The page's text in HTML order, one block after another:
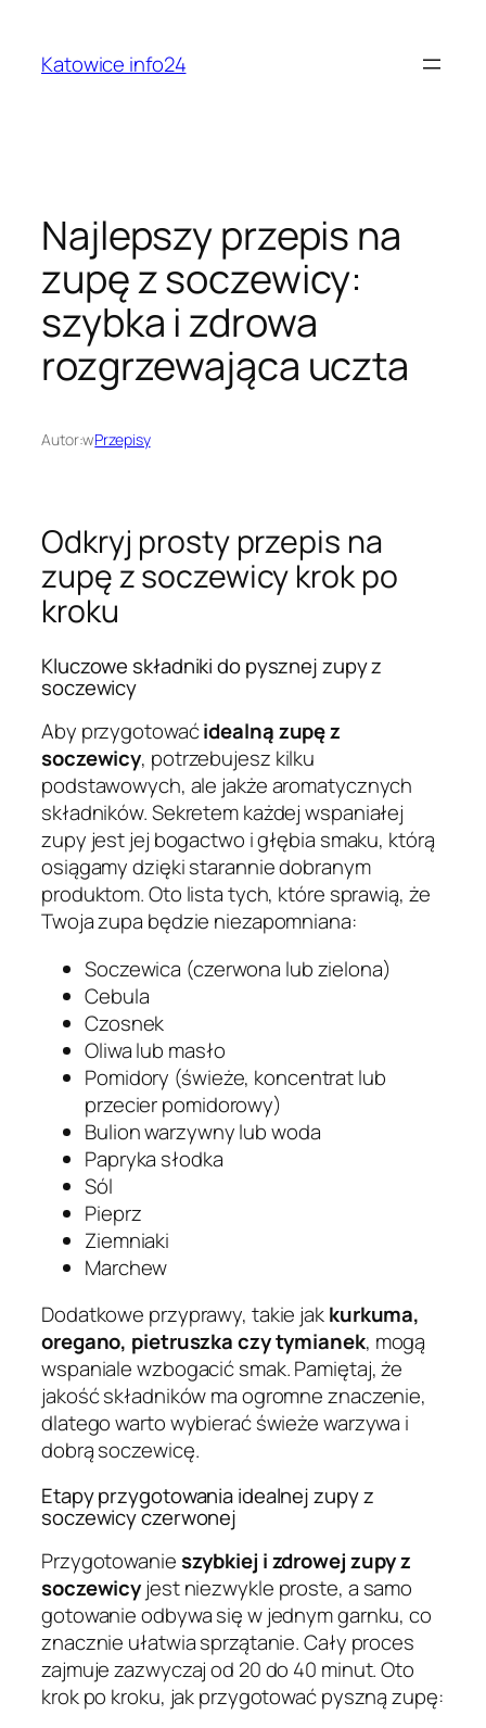
treściKatowice info24
Najlepszy przepis na
zupę z soczewicy:
szybka i zdrowa
rozgrzewająca uczta
Autor:wPrzepisy
Odkryj prosty przepis na
zupę z soczewicy krok po
kroku
Kluczowe składniki do pysznej zupy z
soczewicy
Aby przygotowaćidealną zupę z
soczewicy, potrzebujesz kilku
podstawowych, ale jakże aromatycznych
składników. Sekretem każdej wspaniałej
zupy jest jej bogactwo i głębia smaku, którą
osiągamy dzięki starannie dobranym
produktom. Oto lista tych, które sprawią, że
Twoja zupa będzie niezapomniana:
Soczewica (czerwona lub zielona)
Cebula
Czosnek
Oliwa lub masło
Pomidory (świeże, koncentrat lub
przecier pomidorowy)
Bulion warzywny lub woda
Papryka słodka
Sól
Pieprz
Ziemniaki
Marchew
Dodatkowe przyprawy, takie jakkurkuma,
oregano, pietruszka czy tymianek, mogą
wspaniale wzbogacić smak. Pamiętaj, że
jakość składników ma ogromne znaczenie,
dlatego warto wybierać świeże warzywa i
dobrą soczewicę.
Etapy przygotowania idealnej zupy z
soczewicy czerwonej
Przygotowanieszybkiej i zdrowej zupy z
soczewicyjest niezwykle proste, a samo
gotowanie odbywa się w jednym garnku, co
znacznie ułatwia sprzątanie. Cały proces
zajmuje zazwyczaj od 20 do 40 minut. Oto
krok po kroku, jak przygotować pyszną zupę: